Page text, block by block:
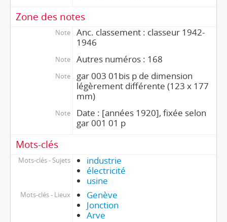
Zone des notes
Note
Anc. classement : classeur 1942-
1946
Note Autres numéros : 168
Note
gar 003 01bis p de dimension
légèrement différente (123 x 177
mm)
Note
Date : [années 1920], fixée selon
gar 001 01 p
Mots-clés
Mots-clés - Sujets
industrie
électricité
usine
Mots-clés - Lieux
Genève
Jonction
Arve